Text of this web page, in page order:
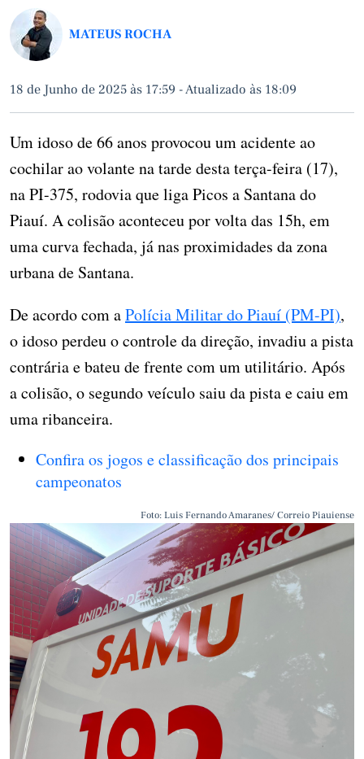
MATEUS ROCHA
18 de Junho de 2025 às 17:59 -Atualizado às 18:09
Um idoso de 66 anos provocou um acidente ao
cochilar ao volante na tarde desta terça-feira (17),
na PI-375, rodovia que liga Picos a Santana do
Piauí. A colisão aconteceu por volta das 15h, em
uma curva fechada, já nas proximidades da zona
urbana de Santana.
De acordo com aPolícia Militar do Piauí (PM-PI),
o idoso perdeu o controle da direção, invadiu a pista
contrária e bateu de frente com um utilitário. Após
a colisão, o segundo veículo saiu da pista e caiu em
uma ribanceira.
Confira os jogos e classificação dos principais
campeonatos
Foto: Luis Fernando Amaranes/ Correio Piauiense